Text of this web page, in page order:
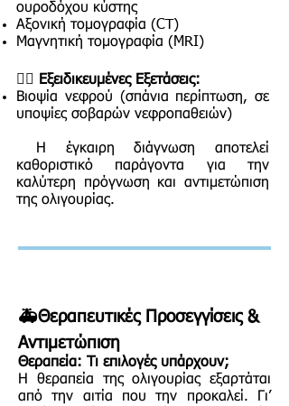
ουροδόχου κύστης
Αξονική τομογραφία (CT)
Μαγνητική τομογραφία (MRI)
🧑‍⚕️ Εξειδικευμένες Εξετάσεις:
Βιοψία νεφρού (σπάνια περίπτωση, σε
υποψίες σοβαρών νεφροπαθειών)
Η έγκαιρη διάγνωση αποτελεί
καθοριστικό παράγοντα για την
καλύτερη πρόγνωση και αντιμετώπιση
της ολιγουρίας.
🚑Θεραπευτικές Προσεγγίσεις &
Αντιμετώπιση
Θεραπεία: Τι επιλογές υπάρχουν;
Η θεραπεία της ολιγουρίας εξαρτάται
από την αιτία που την προκαλεί. Γι’